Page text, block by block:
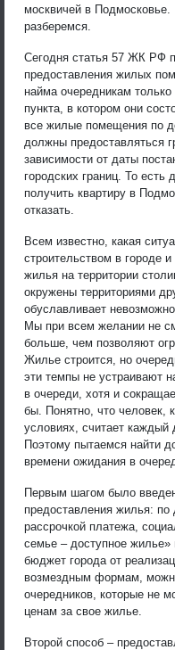
москвичей в
разберемся.
Сегодня статья 57 ЖК РФ
предоставления жилых
найма очередникам только
пункта, в котором они
все жилые помещения по
должны предоставляться
зависимости от даты
городских границ. То есть
получить квартиру в
отказать.
Всем известно, какая
строительством в городе
жилья на территории
окружены территориями
обуславливает
Мы при всем желании не
больше, чем позволяют
Жилье строится, но
эти темпы не устраивают
в очереди, хотя и
бы. Понятно, что человек,
условиях, считает каждый
Поэтому пытаемся найти
времени ожидания в
Первым шагом было
предоставления жилья: по
рассрочкой платежа,
семье – доступное
бюджет города от
возмездным формам,
очередников, которые не
ценам за свое жилье.
Второй способ –